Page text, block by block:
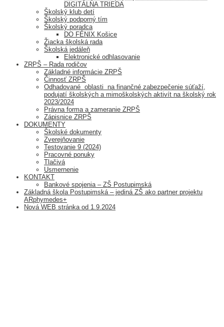
DIGITÁLNA TRIEDA
Školský klub detí
Školský podporný tím
Školský poradca
DO FÉNIX Košice
Žiacka školská rada
Školská jedáleň
Elektronické odhlasovanie
ZRPŠ – Rada rodičov
Základné informácie ZRPŠ
Činnosť ZRPŠ
Odhadované oblasti na finančné zabezpečenie súťaží,
podujatí školských a mimoškolských aktivít na školský rok
2023/2024
Právna forma a zameranie ZRPŠ
Zápisnice ZRPŠ
DOKUMENTY
Školské dokumenty
Zverejňovanie
Testovanie 9 (2024)
Pracovné ponuky
Tlačivá
Usmernenie
KONTAKT
Bankové spojenia – ZŠ Postupimská
Základná škola Postupimská – jediná ZŠ ako partner projektu
ARphymedes+
Nová WEB stránka od 1.9.2024